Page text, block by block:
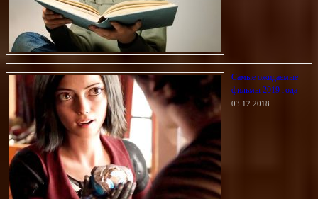
Самые ожидаемые
фильмы 2019 года
03.12.2018